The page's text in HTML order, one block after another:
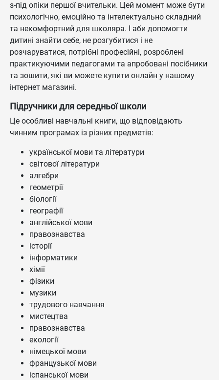
з-під опіки першої вчительки. Цей момент може бути
психологічно, емоційно та інтелектуально складний
та некомфортний для школяра. І аби допомогти
дитині знайти себе, не розгубитися і не
розчаруватися, потрібні професійні, розроблені
практикуючими педагогами та апробовані посібники
та зошити, які ви можете купити онлайн у нашому
інтернет магазині.
Підручники для середньої школи
Це особливі навчальні книги, що відповідають
чинним програмах із різних предметів:
української мови та літератури
світової літератури
алгебри
геометрії
біології
географії
англійської мови
правознавства
історії
інформатики
хімії
фізики
музики
трудового навчання
мистецтва
правознавства
екології
німецької мови
французької мови
іспанської мови